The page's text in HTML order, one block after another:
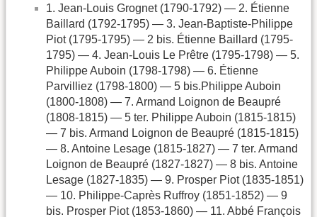
1. Jean-Louis Grognet (1790-1792) — 2. Étienne
Baillard (1792-1795) — 3. Jean-Baptiste-Philippe
Piot (1795-1795) — 2 bis. Étienne Baillard (1795-
1795) — 4. Jean-Louis Le Prêtre (1795-1798) — 5.
Philippe Auboin (1798-1798) — 6. Étienne
Parvilliez (1798-1800) — 5 bis.Philippe Auboin
(1800-1808) — 7. Armand Loignon de Beaupré
(1808-1815) — 5 ter. Philippe Auboin (1815-1815)
— 7 bis. Armand Loignon de Beaupré (1815-1815)
— 8. Antoine Lesage (1815-1827) — 7 ter. Armand
Loignon de Beaupré (1827-1827) — 8 bis. Antoine
Lesage (1827-1835) — 9. Prosper Piot (1835-1851)
— 10. Philippe-Caprès Ruffroy (1851-1852) — 9
bis. Prosper Piot (1853-1860) — 11. Abbé François